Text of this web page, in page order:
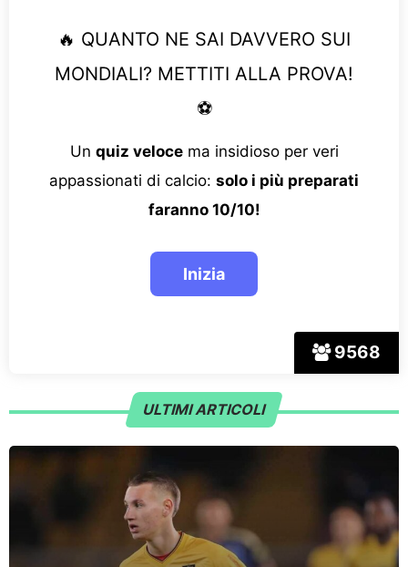
9568
🔥 QUANTO NE SAI DAVVERO SUI
MONDIALI? METTITI ALLA PROVA!
⚽
Un quiz velocema insidioso per veri
appassionati di calcio: solo i più preparati
faranno 10/10!
ULTIMI ARTICOLI